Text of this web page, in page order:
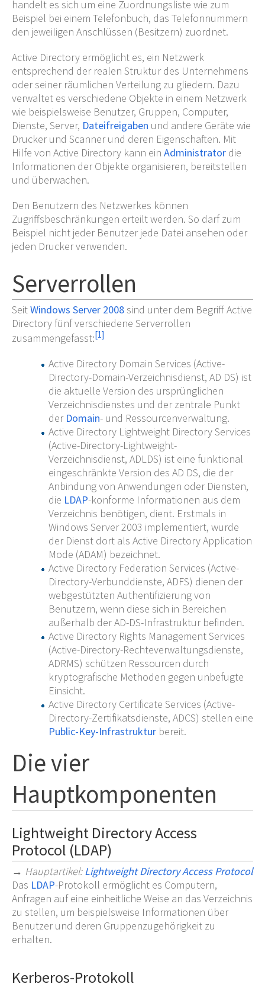
handelt es sich um eine Zuordnungsliste wie zum
Beispiel bei einem Telefonbuch, das Telefonnummern
den jeweiligen Anschlüssen (Besitzern) zuordnet.
Active Directory ermöglicht es, ein Netzwerk
entsprechend der realen Struktur des Unternehmens
oder seiner räumlichen Verteilung zu gliedern. Dazu
verwaltet es verschiedene Objekte in einem Netzwerk
wie beispielsweise Benutzer, Gruppen, Computer,
Dienste, Server, Dateifreigaben und andere Geräte wie
Drucker und Scanner und deren Eigenschaften. Mit
Hilfe von Active Directory kann ein Administrator die
Informationen der Objekte organisieren, bereitstellen
und überwachen.
Den Benutzern des Netzwerkes können
Zugriffsbeschränkungen erteilt werden. So darf zum
Beispiel nicht jeder Benutzer jede Datei ansehen oder
jeden Drucker verwenden.
Serverrollen
SeitWindows Server 2008 sind unter dem Begriff Active
Directory fünf verschiedene Serverrollen
zusammengefasst:[1]
Active Directory Domain Services (Active-
Directory-Domain-Verzeichnisdienst, AD DS) ist
die aktuelle Version des ursprünglichen
Verzeichnisdienstes und der zentrale Punkt
der Domain- und Ressourcenverwaltung.
Active Directory Lightweight Directory Services
(Active-Directory-Lightweight-
Verzeichnisdienst, ADLDS) ist eine funktional
eingeschränkte Version des AD DS, die der
Anbindung von Anwendungen oder Diensten,
die LDAP-konforme Informationen aus dem
Verzeichnis benötigen, dient. Erstmals in
Windows Server 2003 implementiert, wurde
der Dienst dort als Active Directory Application
Mode (ADAM) bezeichnet.
Active Directory Federation Services (Active-
Directory-Verbunddienste, ADFS) dienen der
webgestützten Authentifizierung von
Benutzern, wenn diese sich in Bereichen
außerhalb der AD-DS-Infrastruktur befinden.
Active Directory Rights Management Services
(Active-Directory-Rechteverwaltungsdienste,
ADRMS) schützen Ressourcen durch
kryptografische Methoden gegen unbefugte
Einsicht.
Active Directory Certificate Services (Active-
Directory-Zertifikatsdienste, ADCS) stellen eine
Public-Key-Infrastrukturbereit.
Die vier
Hauptkomponenten
Lightweight Directory Access
Protocol (LDAP)
→ Hauptartikel:Lightweight Directory Access Protocol
Das LDAP-Protokoll ermöglicht es Computern,
Anfragen auf eine einheitliche Weise an das Verzeichnis
zu stellen, um beispielsweise Informationen über
Benutzer und deren Gruppenzugehörigkeit zu
erhalten.
Kerberos-Protokoll